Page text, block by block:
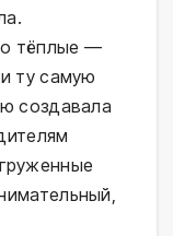
тёплые —
ту самую
создавала